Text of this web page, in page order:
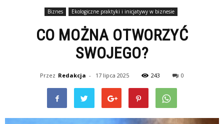
Biznes Ekologiczne praktyki i inicjatywy w biznesie
CO MOŻNA OTWORZYĆ
SWOJEGO?
Przez Redakcja - 17 lipca 2025 243 0